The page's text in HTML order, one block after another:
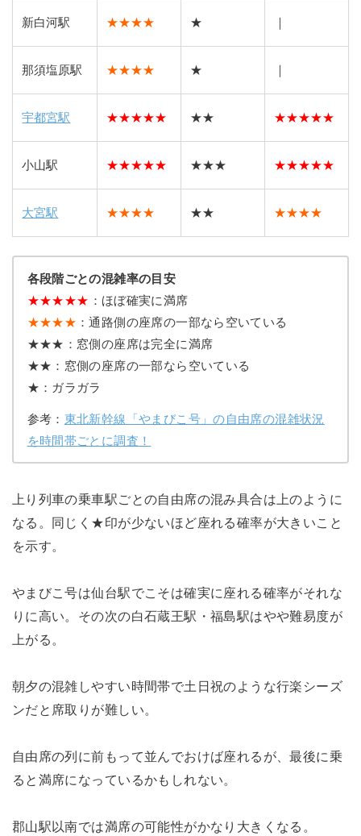
新白河駅 ★★★★ ★
那須塩原駅 ★★★★ ★
宇都宮駅 ★★★★★ ★★ ★★★★★
小山駅 ★★★★★ ★★★ ★★★★★
大宮駅 ★★★★ ★★ ★★★★
各段階ごとの混雑率の目安
★★★★★ ：ほぼ確実に満席
★★★★ ：通路側の座席の一部なら空いている
★★★：窓側の座席は完全に満席
★★：窓側の座席の一部なら空いている
★：ガラガラ
参考： 東北新幹線「やまびこ号」の自由席の混雑状況
を時間帯ごとに調査！
上り列車の乗車駅ごとの自由席の混み具合は上のように
なる。同じく★印が少ないほど座れる確率が大きいこと
を示す。
やまびこ号は仙台駅でこそは確実に座れる確率がそれな
りに高い。その次の白石蔵王駅・福島駅はやや難易度が
上がる。
朝夕の混雑しやすい時間帯で土日祝のような行楽シーズ
ンだと席取りが難しい。
自由席の列に前もって並んでおけば座れるが、最後に乗
ると満席になっているかもしれない。
郡山駅以南では満席の可能性がかなり大きくなる。